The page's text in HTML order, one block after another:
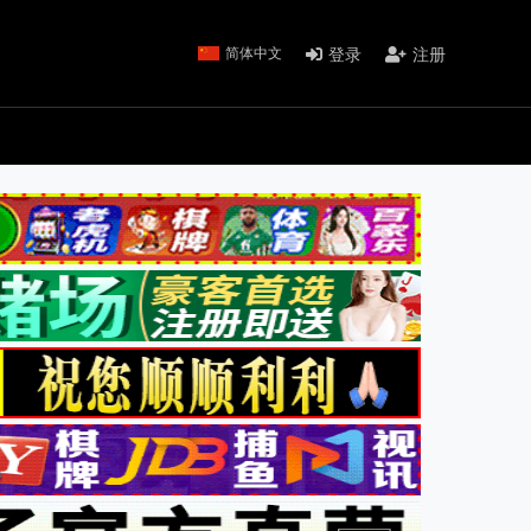
简体中文 登录 注册